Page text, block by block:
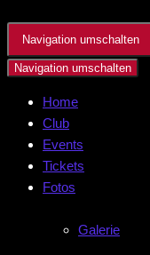
Navigation umschalten
Navigation umschalten
Home
Club
Events
Tickets
Fotos
Galerie